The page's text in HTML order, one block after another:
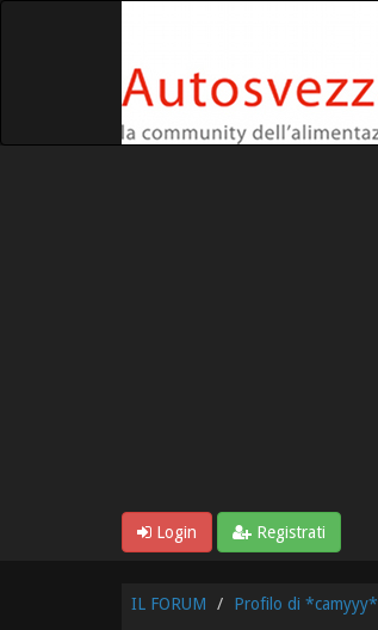
Login Registrati
IL FORUM Profilo di *camyyy*